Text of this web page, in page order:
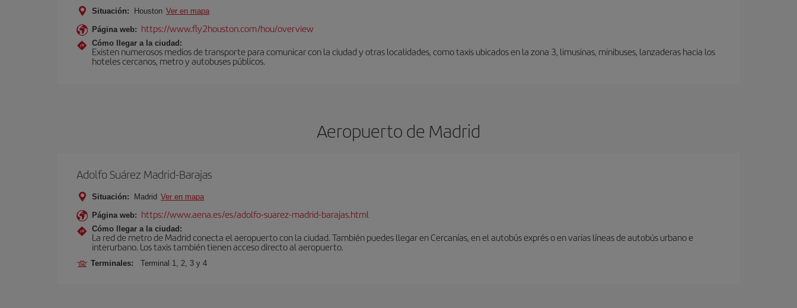
Situación: Houston Ver en mapa
Página web: https://www.fly2houston.com/hou/overview
Cómo llegar a la ciudad:
Existen numerosos medios de transporte para comunicar con la ciudad y otras localidades, como taxis ubicados en la zona 3, limusinas, minibuses, lanzaderas hacia los
hoteles cercanos, metro y autobuses públicos.
Aeropuerto de Madrid
Adolfo Suárez Madrid-Barajas
Situación: Madrid Ver en mapa
Página web: https://www.aena.es/es/adolfo-suarez-madrid-barajas.html
Cómo llegar a la ciudad:
La red de metro de Madrid conecta el aeropuerto con la ciudad. También puedes llegar en Cercanías, en el autobús exprés o en varias líneas de autobús urbano e
interurbano. Los taxis también tienen acceso directo al aeropuerto.
Terminales: Terminal 1, 2, 3 y 4